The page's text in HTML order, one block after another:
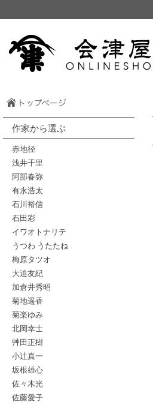
作家から選ぶ
赤地径
浅井千里
阿部春弥
有永浩太
石川裕信
石田彩
イワオトナリテ
うつわ うたたね
梅原タツオ
大迫友紀
加倉井秀昭
菊地遥香
菊楽ゆみ
北岡幸士
艸田正樹
小辻真一
坂根雄心
佐々木光
佐藤愛子